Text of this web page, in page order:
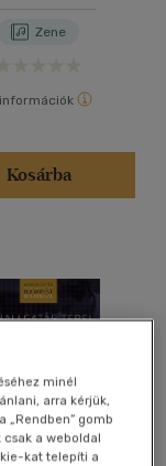
Zene
Kosárba
minél
arra kérjük,
„Rendben” gomb
a weboldal
kat telepíti a